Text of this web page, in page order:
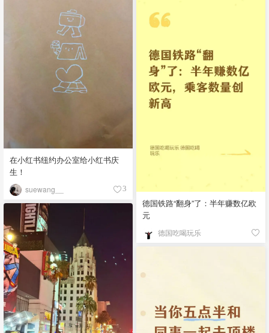
在小红书纽约办公室给小红书庆
生！
suewang__ 3
德国铁路“翻身”了：半年赚数亿欧
元
德国吃喝玩乐